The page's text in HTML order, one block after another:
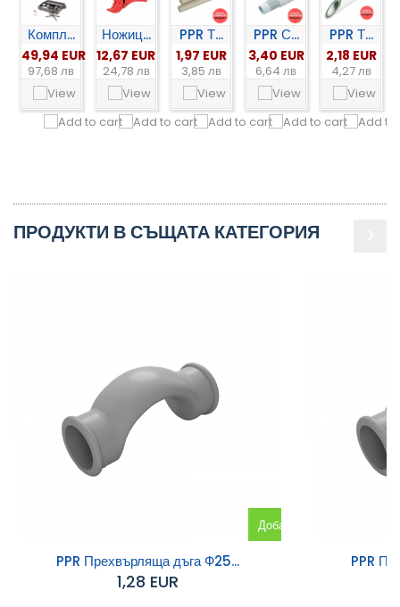
Компл...
49,94 EUR
97,68 лв
Ножиц...
12,67 EUR
24,78 лв
PPR Т...
1,97 EUR
3,85 лв
PPR С...
3,40 EUR
6,64 лв
PPR Т...
2,18 EUR
4,27 лв
ПРОДУКТИ В СЪЩАТА КАТЕГОРИЯ
Добавяне
PPR Прехвърляща дъга Ф25...
1,28 EUR
PPR